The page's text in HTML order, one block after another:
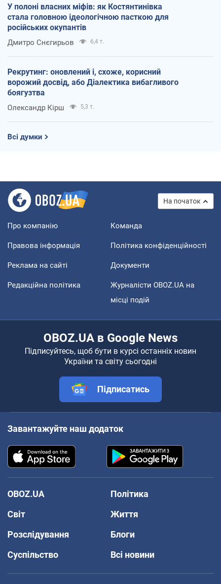
У полоні власних міфів: як Костянтинівка
стала головною ідеологічною пасткою для
російських окупантів
Дмитро Снєгирьов 6,4 т.
Рекрутинг: оновлений і, схоже, корисний
ворожий досвід, або Діалектика вибагливого
боягузтва
Олександр Кірш 5,3 т.
Всі думки
На початок
Про компанію Команда
Правова інформація Політика конфіденційності
Реклама на сайті Документи
Редакційна політика
Журналісти OBOZ.UA на
місці подій
OBOZ.UA в Google News
Підписуйтесь, щоб бути в курсі останніх новин
України та світу сьогодні
Підписатись
Завантажуйте наш додаток
OBOZ.UA
Політика
Світ
Життя
Розслідування
Блоги
Суспільство
Всі новини